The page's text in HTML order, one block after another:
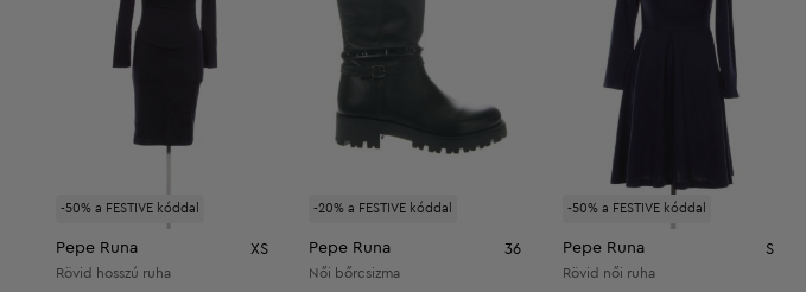
-50% a FESTIVE kóddal
Pepe Runa XS
Rövid hosszú ruha
-20% a FESTIVE kóddal
Pepe Runa 36
Női bőrcsizma
-50% a FESTIVE kóddal
Pepe Runa S
Rövid női ruha